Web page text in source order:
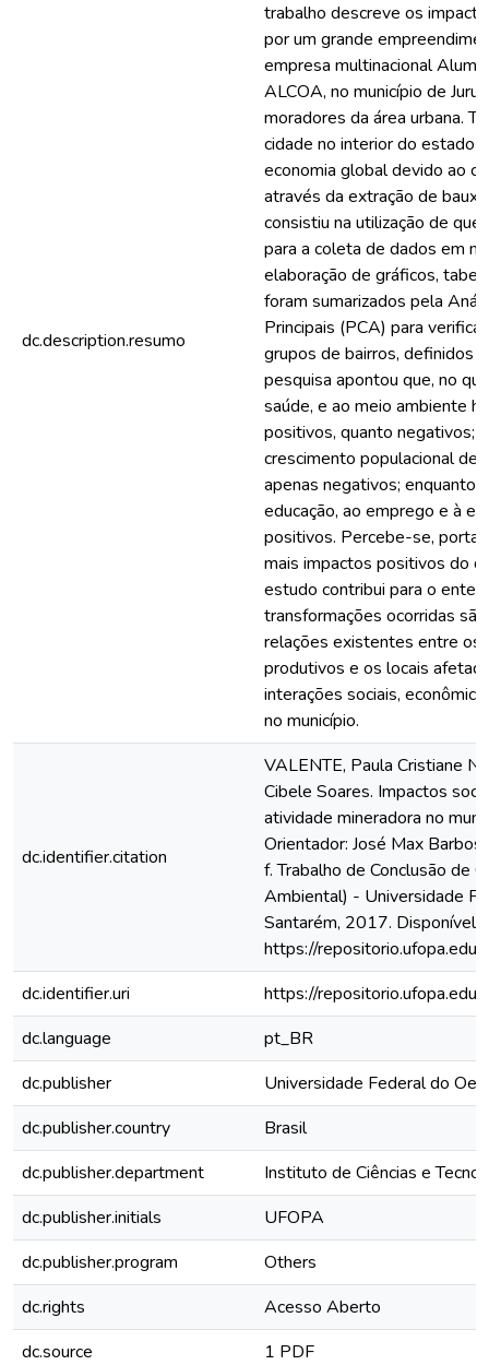
dc.description.resumo
trabalho descreve os
por um grande
empresa multinacional
ALCOA, no município de
moradores da área urbana.
cidade no interior do estado
economia global devido ao
através da extração de
consistiu na utilização de
para a coleta de dados em
elaboração de gráficos,
foram sumarizados pela
Principais (PCA) para
grupos de bairros, definidos
pesquisa apontou que, no
saúde, e ao meio ambiente
positivos, quanto negativos;
crescimento populacional
apenas negativos; enquanto
educação, ao emprego e à
positivos. Percebe-se,
mais impactos positivos do
estudo contribui para o
transformações ocorridas
relações existentes entre os
produtivos e os locais
interações sociais,
no município.
dc.identifier.citation
VALENTE, Paula Cristiane
Cibele Soares. Impactos
atividade mineradora no
Orientador: José Max
f. Trabalho de Conclusão de
Ambiental) - Universidade
Santarém, 2017. Disponível
https://
dc.identifier.uri
https://
dc.language
pt_BR
dc.publisher
Universidade Federal do
dc.publisher.country
Brasil
dc.publisher.department
Instituto de Ciências e
dc.publisher.initials
UFOPA
dc.publisher.program
Others
dc.rights
Acesso Aberto
dc.source
1 PDF